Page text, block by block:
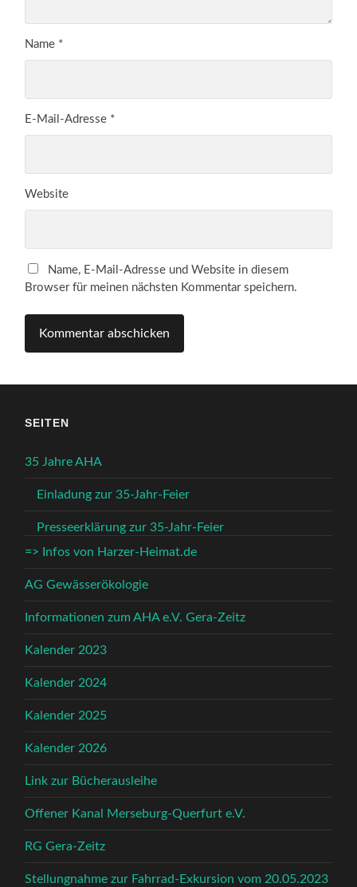
Name *
E-Mail-Adresse *
Website
Name, E-Mail-Adresse und Website in diesem
Browser für meinen nächsten Kommentar speichern.
SEITEN
35 Jahre AHA
Einladung zur 35-Jahr-Feier
Presseerklärung zur 35-Jahr-Feier
=> Infos von Harzer-Heimat.de
AG Gewässerökologie
Informationen zum AHA e.V. Gera-Zeitz
Kalender 2023
Kalender 2024
Kalender 2025
Kalender 2026
Link zur Bücherausleihe
Offener Kanal Merseburg-Querfurt e.V.
RG Gera-Zeitz
Stellungnahme zur Fahrrad-Exkursion vom 20.05.2023